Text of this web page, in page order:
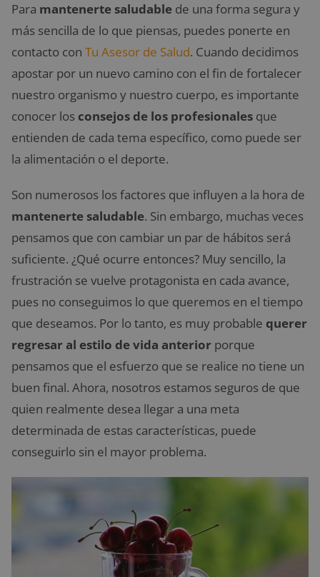
Para mantenerte saludable de una forma segura y
más sencilla de lo que piensas, puedes ponerte en
contacto con Tu Asesor de Salud. Cuando decidimos
apostar por un nuevo camino con el fin de fortalecer
nuestro organismo y nuestro cuerpo, es importante
conocer los consejos de los profesionales que
entienden de cada tema específico, como puede ser
la alimentación o el deporte.
Son numerosos los factores que influyen a la hora de
mantenerte saludable. Sin embargo, muchas veces
pensamos que con cambiar un par de hábitos será
suficiente. ¿Qué ocurre entonces? Muy sencillo, la
frustración se vuelve protagonista en cada avance,
pues no conseguimos lo que queremos en el tiempo
que deseamos. Por lo tanto, es muy probable querer
regresar al estilo de vida anterior porque
pensamos que el esfuerzo que se realice no tiene un
buen final. Ahora, nosotros estamos seguros de que
quien realmente desea llegar a una meta
determinada de estas características, puede
conseguirlo sin el mayor problema.